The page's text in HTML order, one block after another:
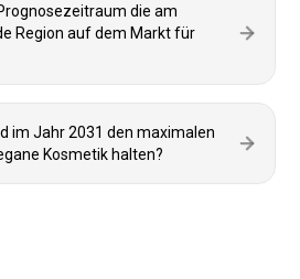
die am
Region auf dem Markt für
im Jahr 2031 den maximalen
Kosmetik halten?